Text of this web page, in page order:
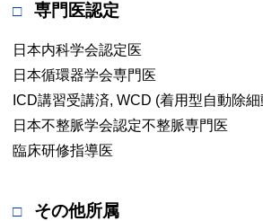
専門医認定
日本内科学会認定医
日本循環器学会専門医
ICD講習受講済, WCD (着用型自動除
日本不整脈学会認定不整脈専門医
臨床研修指導医
その他所属